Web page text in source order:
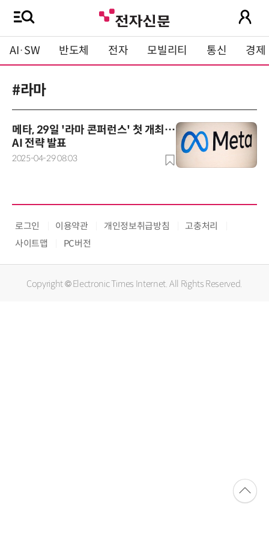
AI·SW 반도체 전자 모빌리티 통신 경제
#라마
메타, 29일 '라마 콘퍼런스' 첫 개최…
AI 전략 발표
2025-04-29 08:03
로그인 이용약관 개인정보취급방침
고충처리
사이트맵
PC버전
Copyright © Electronic Times Internet. All Rights Reserved.